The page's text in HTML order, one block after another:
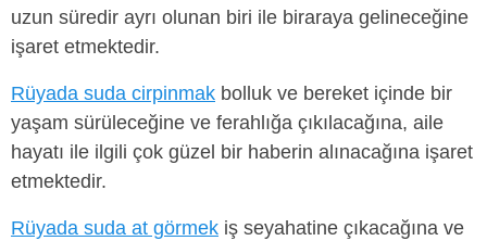
uzun süredir ayrı olunan biri ile biraraya gelineceğine
işaret etmektedir.
Rüyada suda cirpinmak bolluk ve bereket içinde bir
yaşam sürüleceğine ve ferahlığa çıkılacağına, aile
hayatı ile ilgili çok güzel bir haberin alınacağına işaret
etmektedir.
Rüyada suda at görmek iş seyahatine çıkacağına ve